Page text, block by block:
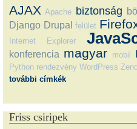
AJAX Apache biztonság
Django Drupal felület
Internet Explorer
konferencia magyar mobil
Python rendezvény WordPress Zend
további címkék
Friss csiripek